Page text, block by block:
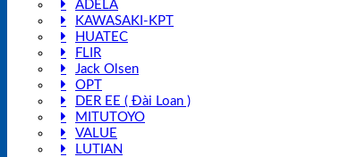
ADELA
KAWASAKI-KPT
HUATEC
FLIR
Jack Olsen
OPT
DER EE ( Đài Loan )
MITUTOYO
VALUE
LUTIAN